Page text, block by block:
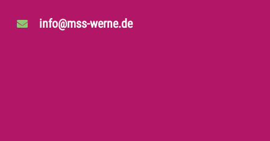
info@mss-werne.de